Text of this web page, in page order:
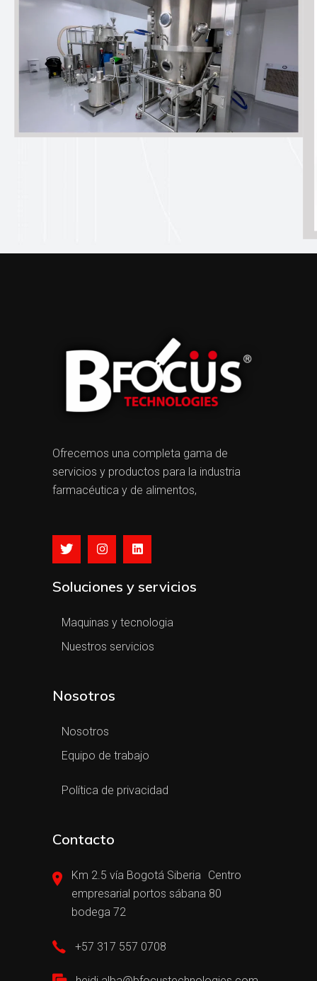
Ofrecemos una completa gama de
servicios y productos para la industria
farmacéutica y de alimentos,
Soluciones y servicios
Maquinas y tecnologia
Nuestros servicios
Nosotros
Nosotros
Equipo de trabajo
Política de privacidad
Contacto
Km 2.5 vía Bogotá Siberia Centro
empresarial portos sábana 80
bodega 72
+57 317 557 0708